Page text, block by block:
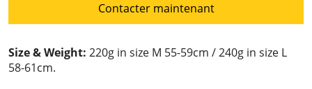
Contacter maintenant
Size & Weight: 220g in size M 55-59cm / 240g in size L
58-61cm.